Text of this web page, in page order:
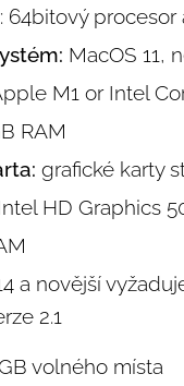
: 64bitový
MacOS 11,
M1 or Intel
RAM
grafické karty
HD Graphics
a novější
2.1
volného místa